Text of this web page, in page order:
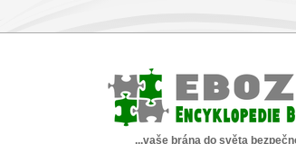
...vaše brána do světa